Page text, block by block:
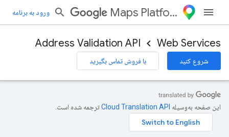
Maps Platform ورود به برنامه
Web Services
Address Validation API
شروع کنید با فروش تماس بگیرید
این صفحه به‌وسیله ترجمه شده است.